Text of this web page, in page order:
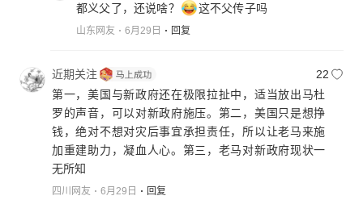
都义父了，还说啥？
这不父传子吗
山东网友 6月29日 回复
近期关注
22
第一，美国与新政府还在极限拉扯中，适当放出马杜
罗的声音，可以对新政府施压。第二，美国只是想挣
钱，绝对不想对灾后事宜承担责任，所以让老马来施
加重建助力，凝血人心。第三，老马对新政府现状一
无所知
四川网友 6月29日 回复